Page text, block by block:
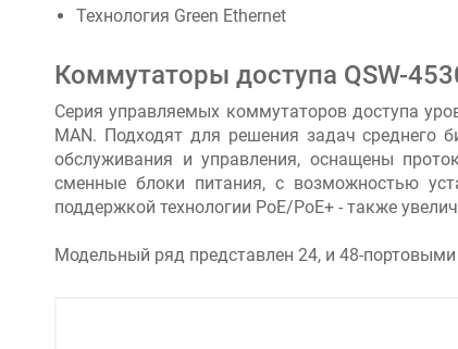
Технология Green Ethernet
Коммутаторы доступа QSW-
Серия управляемых коммутаторов доступа
MAN. Подходят для решения задач среднего
обслуживания и управления, оснащены
сменные блоки питания, с возможностью
поддержкой технологии РоЕ/РоЕ+ - также
Модельный ряд представлен 24, и 48-